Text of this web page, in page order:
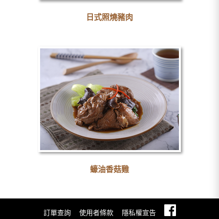
日式照燒豬肉
蠔油香菇雞
訂單查詢 使用者條款 隱私權宣告